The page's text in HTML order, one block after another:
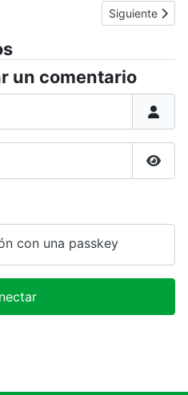
Artículo
Siguiente
un comentario
con una passkey